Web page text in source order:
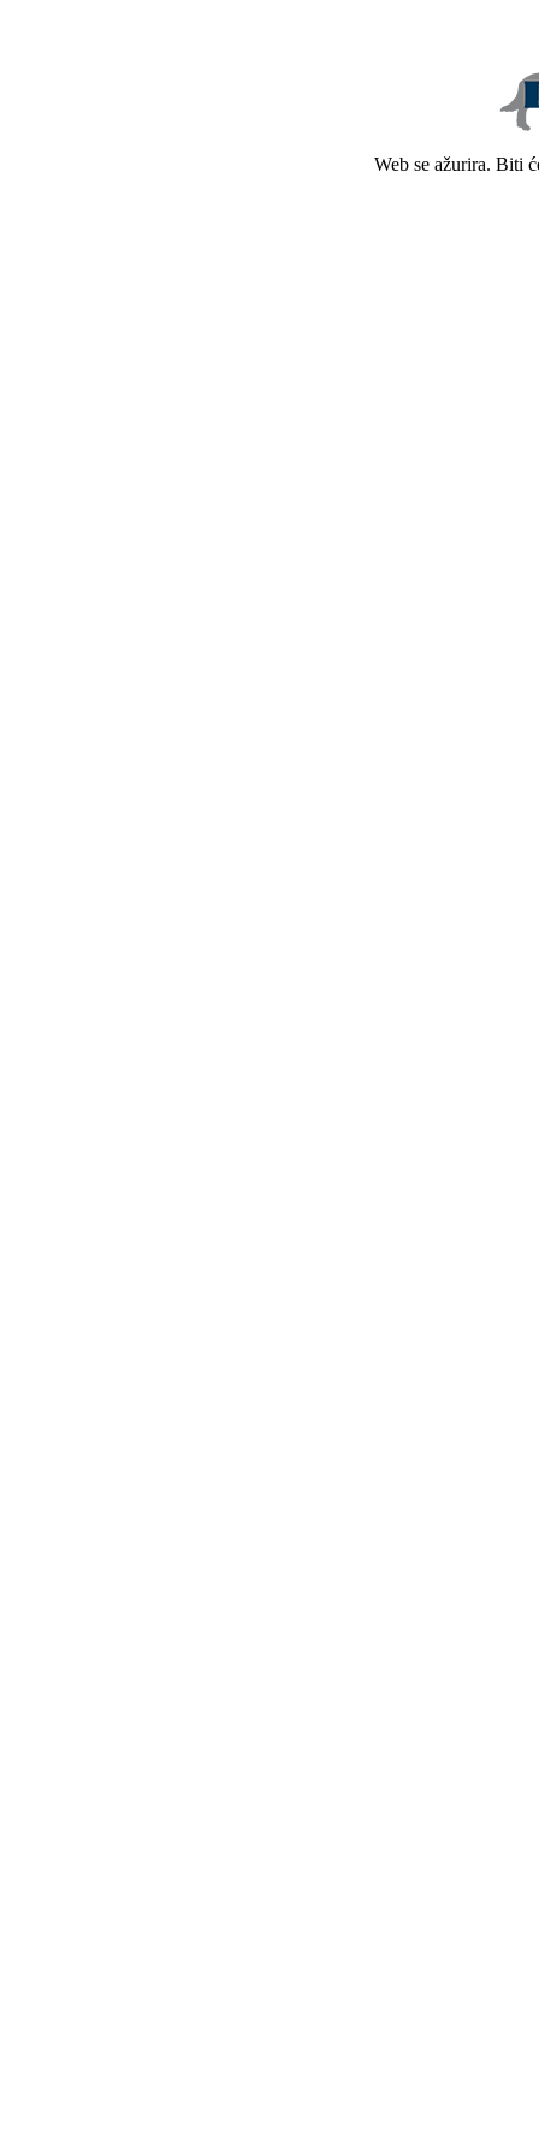
Web se ažurira. Biti